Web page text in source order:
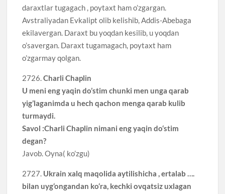
daraxtlar tugagach , poytaxt ham o’zgargan.
Avstraliyadan Evkalipt olib kelishib, Addis-Abebaga
ekilavergan. Daraxt bu yoqdan kesilib, u yoqdan
o’savergan. Daraxt tugamagach, poytaxt ham
o’zgarmay qolgan.
2726.Charli Chaplin
U meni eng yaqin do’stim chunki men unga qarab
yig’laganimda u hech qachon menga qarab kulib
turmaydi.
Savol :Charli Chaplin nimani eng yaqin do‘stim
degan?
Javob. Oyna( ko’zgu)
2727. Ukrain xalq maqolida aytilishicha , ertalab ….
bilan uyg‘ongandan ko‘ra, kechki ovqatsiz uxlagan